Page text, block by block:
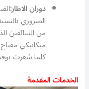
دوران الاطار:
الضروري
من السائقين
ميكانيكي مفتاح
كلما شعرت بوقتها
الخدمات المقدمة